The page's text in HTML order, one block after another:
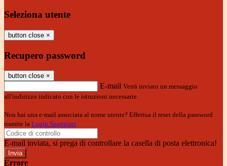
Seleziona utente
button close ×
Recupero password
button close ×
E-mail Verrà inviato un messaggio
all'indirizzo indicato con le istruzioni necessarie.
Non hai una e-mail associata al nome utente? Effettua il reset della password
tramite la Login Spaggiari
E-mail inviata, si prega di controllare la casella di posta elettronica!
Errore